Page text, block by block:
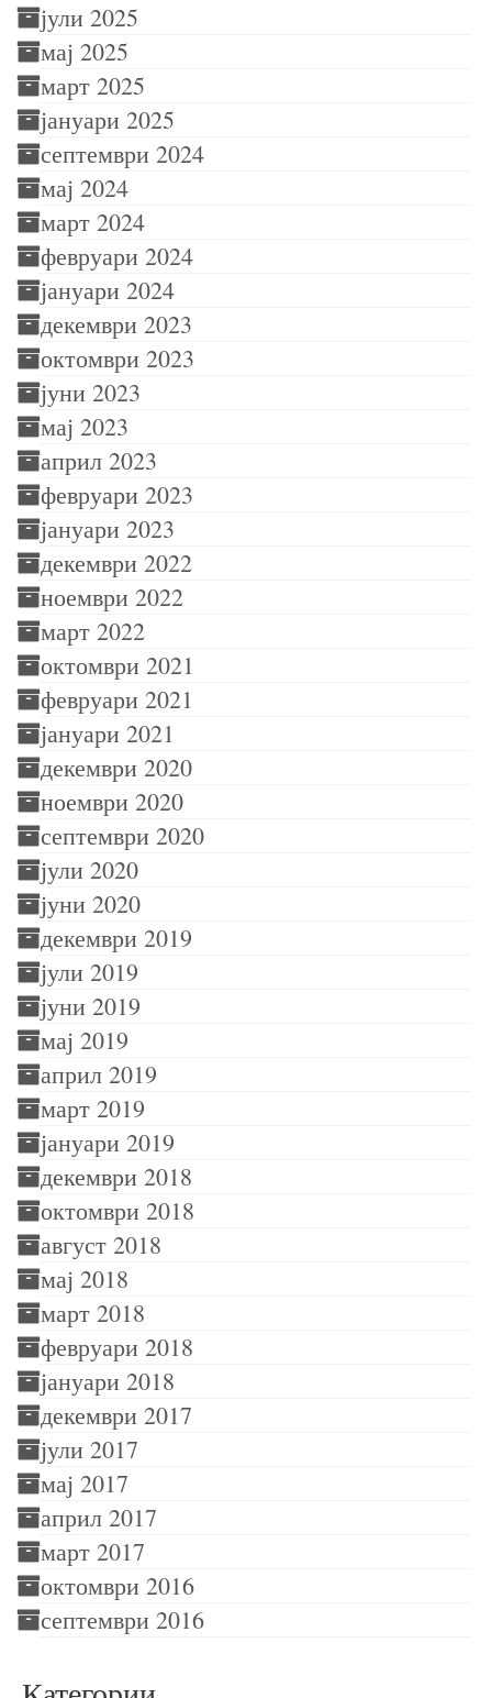
јули 2025
мај 2025
март 2025
јануари 2025
септември 2024
мај 2024
март 2024
февруари 2024
јануари 2024
декември 2023
октомври 2023
јуни 2023
мај 2023
април 2023
февруари 2023
јануари 2023
декември 2022
ноември 2022
март 2022
октомври 2021
февруари 2021
јануари 2021
декември 2020
ноември 2020
септември 2020
јули 2020
јуни 2020
декември 2019
јули 2019
јуни 2019
мај 2019
април 2019
март 2019
јануари 2019
декември 2018
октомври 2018
август 2018
мај 2018
март 2018
февруари 2018
јануари 2018
декември 2017
јули 2017
мај 2017
април 2017
март 2017
октомври 2016
септември 2016